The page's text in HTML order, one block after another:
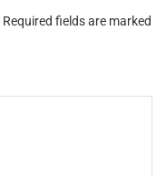
Required fields are marked